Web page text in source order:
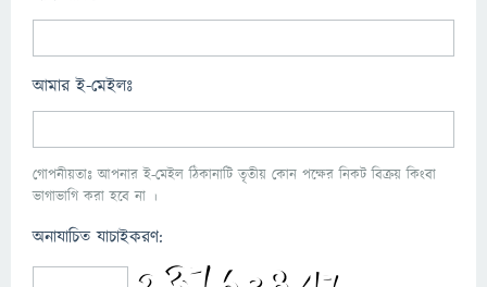
আমার ই-মেইলঃ
গোপনীয়তাঃ আপনার ই-মেইল ঠিকানাটি তৃতীয় কোন পক্ষের নিকট বিক্রয় কিংবা
ভাগাভাগি করা হবে না ।
অনাযাচিত যাচাইকরণ: